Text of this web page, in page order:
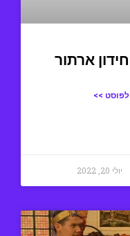
חידון ארתור
לפוסט >>
יולי 20, 2022